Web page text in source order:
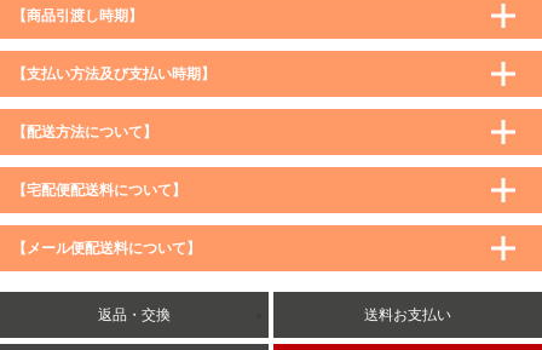
【商品引渡し時期】
【支払い方法及び支払い時期】
【配送方法について】
【宅配便配送料について】
購入価格 ／ 地域 通常 沖縄・離島など一部地域
5,900円（税込）未満
590円（税込）
【メール便配送料について】
返品・交換 送料お支払い